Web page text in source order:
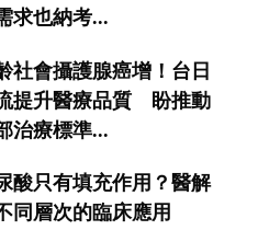
求也納考...
社會攝護腺癌增！台日
提升醫療品質 盼推動
治療標準...
酸只有填充作用？醫解
同層次的臨床應用